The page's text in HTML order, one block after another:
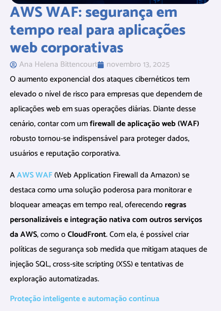
AWS WAF: segurança em
tempo real para aplicações
web corporativas
Ana Helena Bittencourt
novembro 13, 2025
O aumento exponencial dos ataques cibernéticos tem
elevado o nível de risco para empresas que dependem de
aplicações web em suas operações diárias. Diante desse
cenário, contar com umfirewall de aplicação web (WAF)
robusto tornou-se indispensável para proteger dados,
usuários e reputação corporativa.
AAWS WAF(Web Application Firewall da Amazon) se
destaca como uma solução poderosa para monitorar e
bloquear ameaças em tempo real, oferecendoregras
personalizáveis e integração nativa com outros serviços
da AWS, como oCloudFront. Com ela, é possível criar
políticas de segurança sob medida que mitigam ataques de
injeção SQL, cross-site scripting (XSS) e tentativas de
exploração automatizadas.
Proteção inteligente e automação contínua